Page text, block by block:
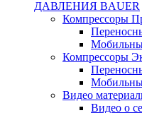
ДАВЛЕНИЯ BAUER
Компрессоры
Компрессоры
Видео
Видео о